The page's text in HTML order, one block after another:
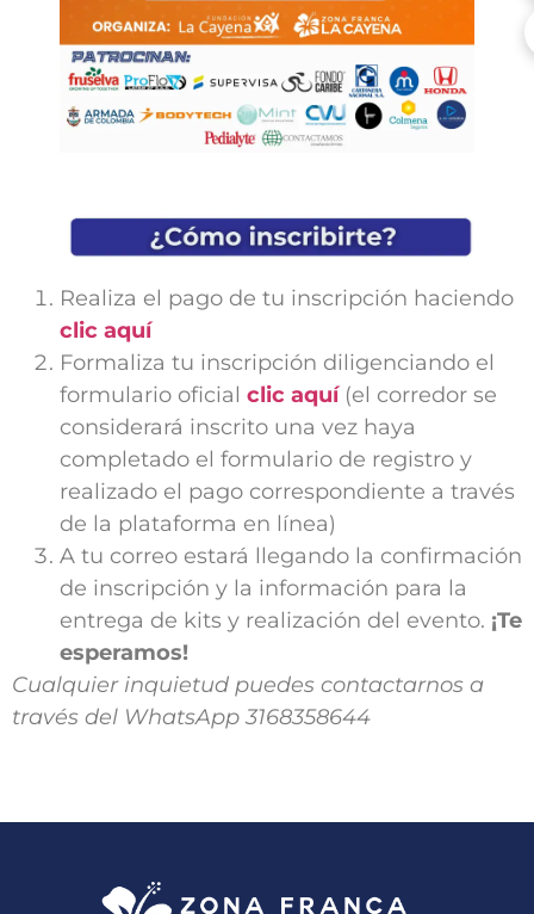
Realiza el pago de tu inscripción haciendo
clic aquí
Formaliza tu inscripción diligenciando el
formulario oficial clic aquí(el corredor se
considerará inscrito una vez haya
completado el formulario de registro y
realizado el pago correspondiente a través
de la plataforma en línea)
A tu correo estará llegando la confirmación
de inscripción y la información para la
entrega de kits y realización del evento. ¡Te
esperamos!
Cualquier inquietud puedes contactarnos a
través del WhatsApp 3168358644